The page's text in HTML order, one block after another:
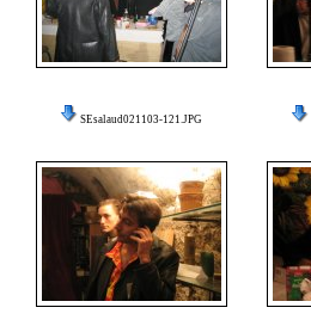
SEsalaud021103-121.JPG